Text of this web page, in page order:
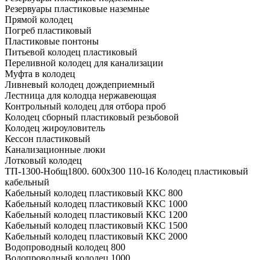
Резервуары пластиковые наземные
Прямой колодец
Погреб пластиковый
Пластиковые понтоны
Питьевой колодец пластиковый
Переливной колодец для канализации
Муфта в колодец
Ливневый колодец дождеприемный
Лестница для колодца нержавеющая
Контрольный колодец для отбора проб
Колодец сборный пластиковый резьбовой
Колодец жироуловитель
Кессон пластиковый
Канализационные люки
Лотковый колодец
ТП-1300-Hобщ1800. 600х300 110-16 Колодец пластиковый
кабельный
Кабельный колодец пластиковый ККС 800
Кабельный колодец пластиковый ККС 1000
Кабельный колодец пластиковый ККС 1200
Кабельный колодец пластиковый ККС 1500
Кабельный колодец пластиковый ККС 2000
Водопроводный колодец 800
Водопроводный колодец 1000